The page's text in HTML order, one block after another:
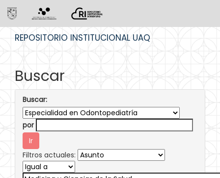
REPOSITORIO INSTITUCIONAL UAQ
Buscar
Buscar:
por
Filtros actuales: